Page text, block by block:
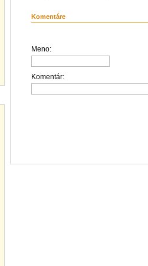
Komentáre
Meno:
Komentár: